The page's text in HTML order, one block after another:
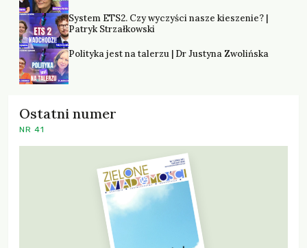
System ETS2. Czy wyczyści nasze kieszenie? |
Patryk Strzałkowski
Polityka jest na talerzu | Dr Justyna Zwolińska
Ostatni numer
NR 41